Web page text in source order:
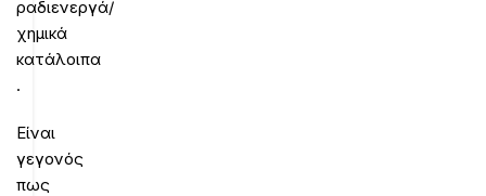
ραδιενεργά/
χημικά
κατάλοιπα
.
Είναι
γεγονός
πως